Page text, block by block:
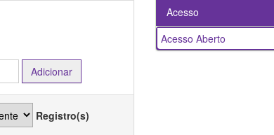
Registro(s)
Acesso
Acesso Aberto